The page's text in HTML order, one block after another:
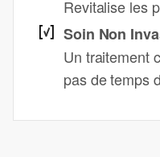
Revitalise les
Soin Non
Un traitement
pas de temps